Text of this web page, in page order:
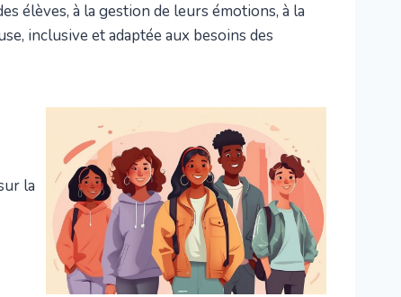
élèves, à la gestion de leurs émotions, à la
inclusive et adaptée aux besoins des
la